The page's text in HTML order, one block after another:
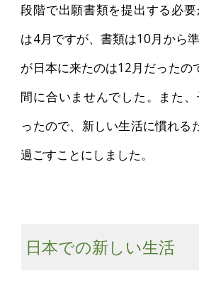
段階で出願書類を提出する必
は4月ですが、書類は10月から
が日本に来たのは12月だったの
間に合いませんでした。また
ったので、新しい生活に慣れる
過ごすことにしました。
日本での新しい生活